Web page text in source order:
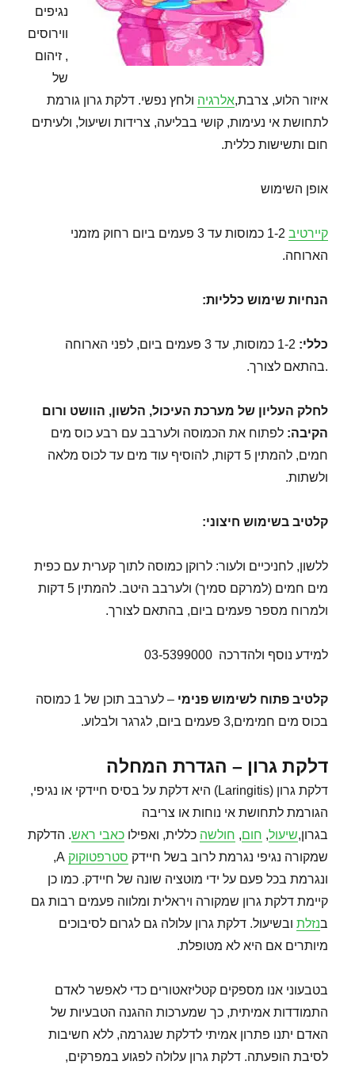
נגיפים
ווירוסים
, זיהום
של
איזור הלוע, צרבת,אלרגיה ולחץ נפשי. דלקת גרון גורמת
לתחושת אי נעימות, קושי בבליעה, צרידות ושיעול, ולעיתים
חום ותשישות כללית.
אופן השימוש
קיירטיב
1-2 כמוסות עד 3 פעמים ביום רחוק מזמני
הארוחה.
הנחיות שימוש כלליות:
כללי:
1-2 כמוסות, עד 3 פעמים ביום, לפני הארוחה
.בהתאם לצורך.
לחלק העליון של מערכת העיכול, הלשון, הוושט ורום
הקיבה:לפתוח את הכמוסה ולערבב עם רבע כוס מים
חמים, להמתין 5 דקות, להוסיף עוד מים עד לכוס מלאה
ולשתות.
קלטיב בשימוש חיצוני:
ללשון, לחניכיים ולעור: לרוקן כמוסה לתוך קערית עם כפית
מים חמים (למרקם סמיך) ולערבב היטב. להמתין 5 דקות
ולמרוח מספר פעמים ביום, בהתאם לצורך.
למידע נוסף ולהדרכה 03-5399000
קלטיב פתוח לשימוש פנימי
– לערבב תוכן של 1 כמוסה
בכוס מים חמימים,3 פעמים ביום, לגרגר ולבלוע.
דלקת גרון – הגדרת המחלה
דלקת גרון (Laringitis) היא דלקת על בסיס חיידקי או נגיפי,
הגורמת לתחושת אי נוחות או צריבה
בגרון,שיעול, חום, חולשה כללית, ואפילוכאבי ראש. הדלקת
שמקורה נגיפי נגרמת לרוב בשל חיידק סטרפטוקוק
A,
ונגרמת בכל פעם על ידי מוטציה שונה של חיידק. כמו כן
קיימת דלקת גרון שמקורה ויראלית ומלווה פעמים רבות גם
בנזלת ובשיעול. דלקת גרון עלולה גם לגרום לסיבוכים
מיותרים אם היא לא מטופלת.
בטבעוני אנו מספקים קטליזאטורים כדי לאפשר לאדם
התמודדות אמיתית, כך שמערכות ההגנה הטבעיות של
האדם יתנו פתרון אמיתי לדלקת שנגרמה, ללא חשיבות
לסיבת הופעתה. דלקת גרון עלולה לפגוע במפרקים,